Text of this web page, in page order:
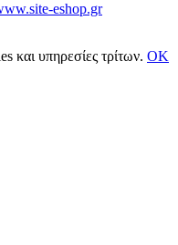
eshop.gr
και υπηρεσίες τρίτων. OK